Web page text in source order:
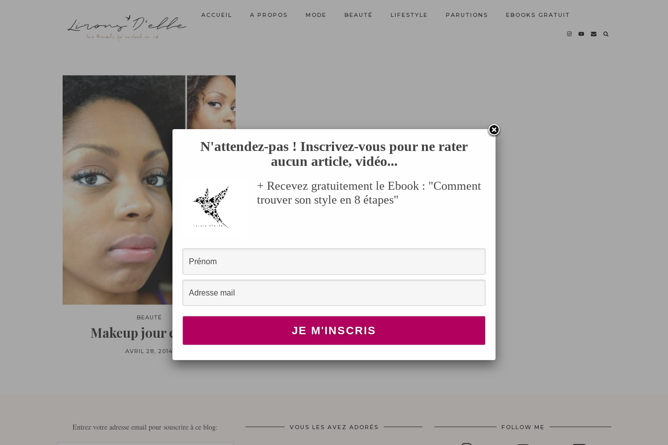
ACCUEIL A PROPOS MODE BEAUTÉ LIFESTYLE PARUTIONS EBOOKS GRATUIT
BEAUTÉ
Makeup jour et nuit
AVRIL 28, 2014
Entrez votre adresse email pour souscrire à ce blog: VOUS LES AVEZ ADORÉS FOLLOW ME
N'attendez-pas ! Inscrivez-vous pour ne rater
aucun article, vidéo...
+ Recevez gratuitement le Ebook : "Comment
trouver son style en 8 étapes"